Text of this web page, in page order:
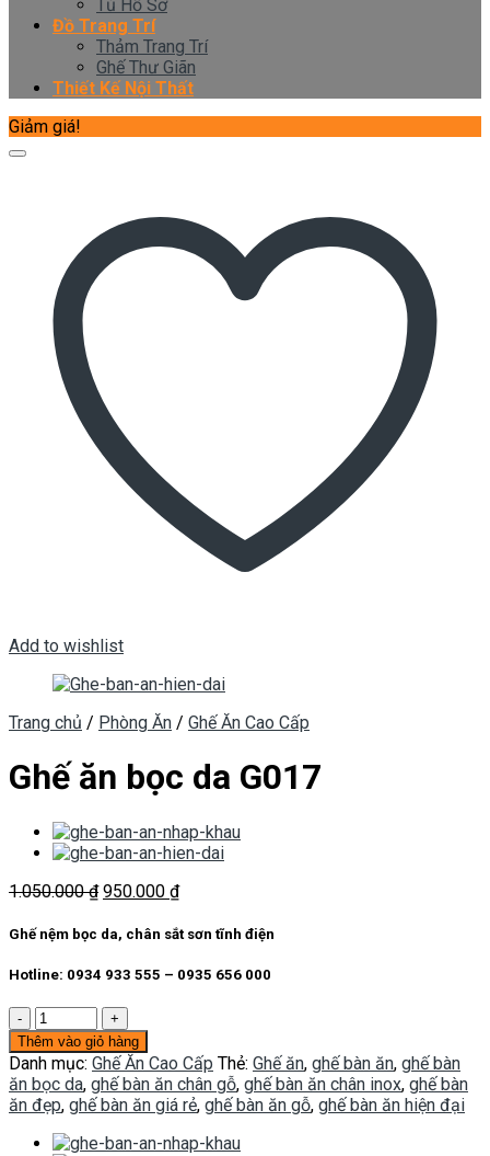
Tủ Hồ Sơ
Đồ Trang Trí
Thảm Trang Trí
Ghế Thư Giãn
Thiết Kế Nội Thất
Giảm giá!
Add to wishlist
Trang chủ / Phòng Ăn / Ghế Ăn Cao Cấp
Ghế ăn bọc da G017
1.050.000₫ Giá
là:
950.000 ₫Giá
tại
950.000 ₫.
Ghế nệm bọc da, chân sắt sơn tĩnh điện
Hotline: 0934 933 555 – 0935 656 000
Ghế
ăn
bọc
da
G017
số
lượng
Thêm vào giỏ hàng
Danh mục: Ghế Ăn Cao Cấp Thẻ: Ghế ăn, ghế bàn ăn, ghế bàn
ăn bọc da, ghế bàn ăn chân gỗ, ghế bàn ăn chân inox, ghế bàn
ăn đẹp, ghế bàn ăn giá rẻ, ghế bàn ăn gỗ, ghế bàn ăn hiện đại